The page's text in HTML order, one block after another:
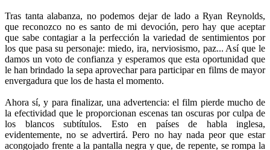
Tras tanta alabanza, no podemos dejar de lado a Ryan Reynolds,
que reconozco no es santo de mi devoción, pero hay que aceptar
que sabe contagiar a la perfección la variedad de sentimientos por
los que pasa su personaje: miedo, ira, nerviosismo, paz... Así que le
damos un voto de confianza y esperamos que esta oportunidad que
le han brindado la sepa aprovechar para participar en films de mayor
envergadura que los de hasta el momento.
Ahora sí, y para finalizar, una advertencia: el film pierde mucho de
la efectividad que le proporcionan escenas tan oscuras por culpa de
los blancos subtítulos. Esto en países de habla inglesa,
evidentemente, no se advertirá. Pero no hay nada peor que estar
acongojado frente a la pantalla negra y que, de repente, se rompa la